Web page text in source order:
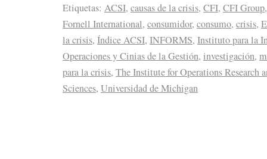
Etiquetas: ACSI, causas de la crisis, CFI, CFI Group
Fornell International, consumidor, consumo, crisis,
la crisis, Índice ACSI, INFORMS, Instituto para la
Operaciones y Cinias de la Gestión, investigación,
para la crisis, The Institute for Operations Research
Sciences, Universidad de Michigan